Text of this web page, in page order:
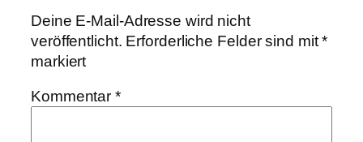
Deine E-Mail-Adresse wird nicht
veröffentlicht. Erforderliche Felder sind mit*
markiert
Kommentar*